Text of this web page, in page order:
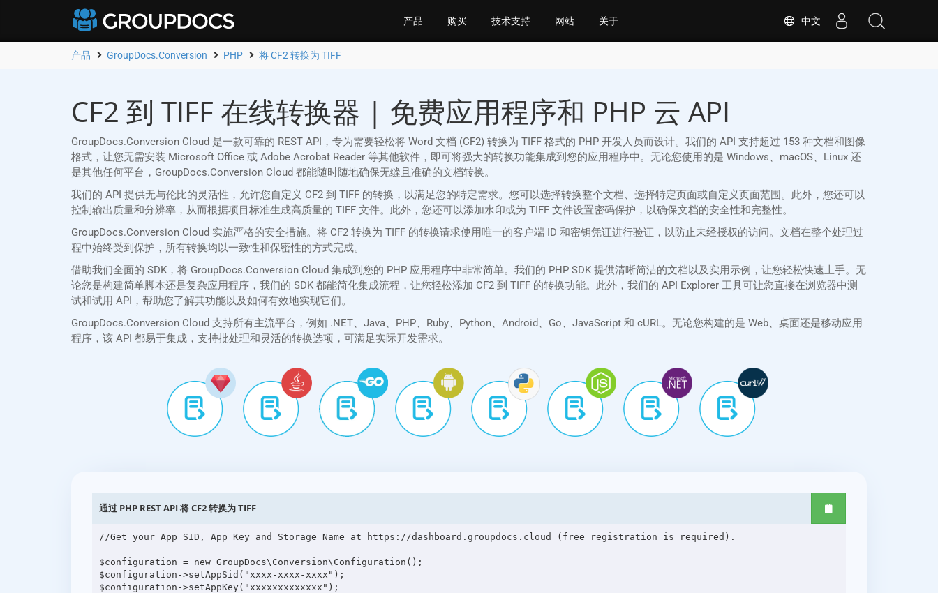
中文
产品 购买 技术支持 网站 关于
产品 GroupDocs.Conversion PHP 将 CF2 转换为 TIFF
CF2 到 TIFF 在线转换器 | 免费应用程序和 PHP 云 API
GroupDocs.Conversion Cloud 是一款可靠的 REST API，专为需要轻松将 Word 文档 (CF2) 转换为 TIFF 格式的 PHP 开发人员而设计。我们的 API 支持超过 153 种文档和图像
格式，让您无需安装 Microsoft Office 或 Adobe Acrobat Reader 等其他软件，即可将强大的转换功能集成到您的应用程序中。无论您使用的是 Windows、macOS、Linux 还
是其他任何平台，GroupDocs.Conversion Cloud 都能随时随地确保无缝且准确的文档转换。
我们的 API 提供无与伦比的灵活性，允许您自定义 CF2 到 TIFF 的转换，以满足您的特定需求。您可以选择转换整个文档、选择特定页面或自定义页面范围。此外，您还可以
控制输出质量和分辨率，从而根据项目标准生成高质量的 TIFF 文件。此外，您还可以添加水印或为 TIFF 文件设置密码保护，以确保文档的安全性和完整性。
GroupDocs.Conversion Cloud 实施严格的安全措施。将 CF2 转换为 TIFF 的转换请求使用唯一的客户端 ID 和密钥凭证进行验证，以防止未经授权的访问。文档在整个处理过
程中始终受到保护，所有转换均以一致性和保密性的方式完成。
借助我们全面的 SDK，将 GroupDocs.Conversion Cloud 集成到您的 PHP 应用程序中非常简单。我们的 PHP SDK 提供清晰简洁的文档以及实用示例，让您轻松快速上手。无
论您是构建简单脚本还是复杂应用程序，我们的 SDK 都能简化集成流程，让您轻松添加 CF2 到 TIFF 的转换功能。此外，我们的 API Explorer 工具可让您直接在浏览器中测
试和试用 API，帮助您了解其功能以及如何有效地实现它们。
GroupDocs.Conversion Cloud 支持所有主流平台，例如 .NET、Java、PHP、Ruby、Python、Android、Go、JavaScript 和 cURL。无论您构建的是 Web、桌面还是移动应用
程序，该 API 都易于集成，支持批处理和灵活的转换选项，可满足实际开发需求。
通过 PHP REST API 将 CF2 转换为 TIFF
//Get your App SID, App Key and Storage Name at https://dashboard.groupdocs.cloud (free registration is required).
$configuration = new GroupDocs\Conversion\Configuration();
$configuration->setAppSid("xxxx-xxxx-xxxx");
$configuration->setAppKey("xxxxxxxxxxxxx");